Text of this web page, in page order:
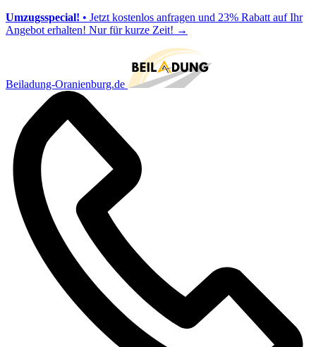
Umzugsspecial! • Jetzt kostenlos anfragen und 23% Rabatt auf Ihr
Angebot erhalten! Nur für kurze Zeit! →
Beiladung-Oranienburg.de